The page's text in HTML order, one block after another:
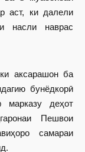
аст, ки далели
насли наврас
аксарашон ба
бунёдкорӣ
марказу деҳот
Пешвои
самараи